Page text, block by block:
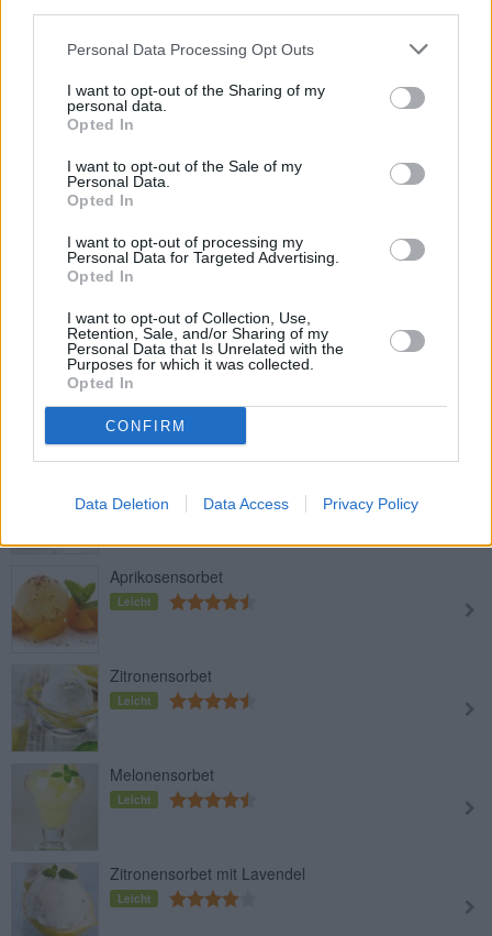
Personal Data Processing Opt Outs
I want to opt-out of the Sharing of my
personal data.
Opted In
I want to opt-out of the Sale of my
Personal Data.
Opted In
I want to opt-out of processing my
Personal Data for Targeted Advertising.
Opted In
I want to opt-out of Collection, Use,
Retention, Sale, and/or Sharing of my
Personal Data that Is Unrelated with the
Purposes for which it was collected.
Opted In
CONFIRM
Data Deletion Data Access Privacy Policy
Marillensorbet
Leicht
Einfache Litchisorbet
Mittel
Limonen-Ingwer-Sorbet
Melonensorbet mit Erdbeeren
Leicht
Leicht
Aprikosensorbet
Leicht
Zitronensorbet
Leicht
Melonensorbet
Leicht
Zitronensorbet mit Lavendel
Leicht